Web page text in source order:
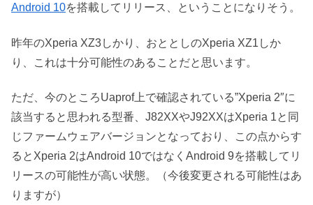
Android 10を搭載してリリース、ということになりそう。
昨年のXperia XZ3しかり、おととしのXperia XZ1しか
り、これは十分可能性のあることだと思います。
ただ、今のところUaprof上で確認されている”Xperia 2″に
該当すると思われる型番、J82XXやJ92XXはXperia 1と同
じファームウェアバージョンとなっており、この点からす
るとXperia 2はAndroid 10ではなくAndroid 9を搭載してリ
リースの可能性が高い状態。（今後変更される可能性はあ
りますが）